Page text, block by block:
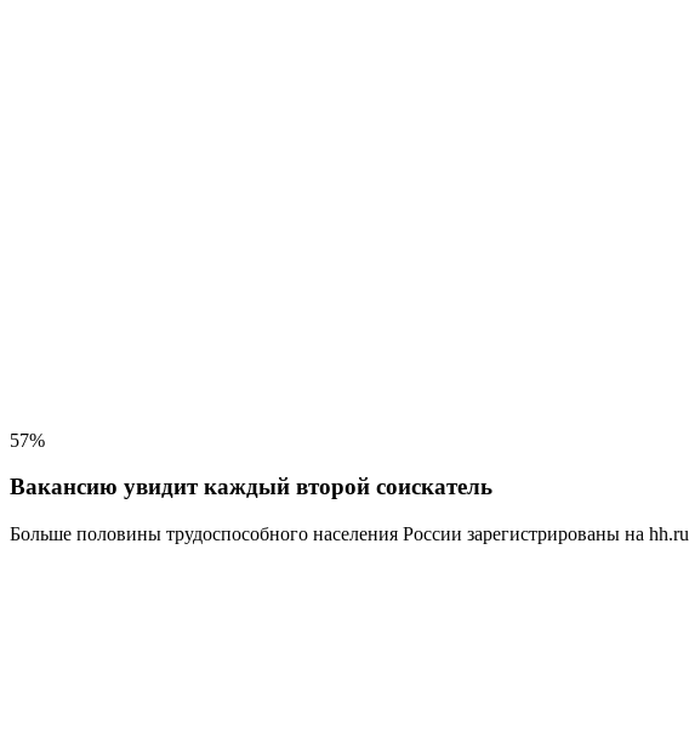
57%
Вакансию увидит каждый второй соискатель
Больше половины трудоспособного населения России зарегистрированы на hh.ru